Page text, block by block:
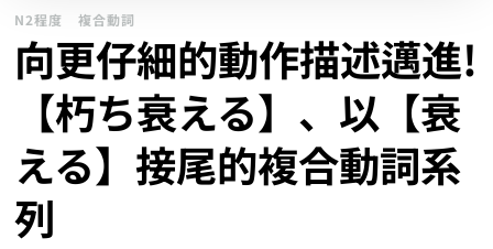
N2程度 複合動詞
向更仔細的動作描述邁進!
【朽ち衰える】、以【衰
える】接尾的複合動詞系
列